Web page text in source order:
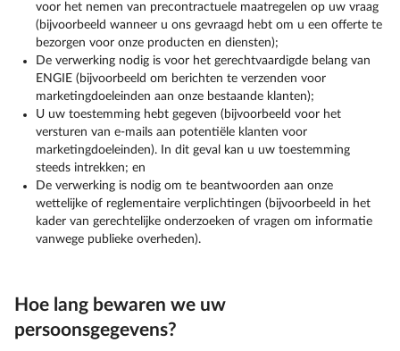
voor het nemen van precontractuele maatregelen op uw vraag
(bijvoorbeeld wanneer u ons gevraagd hebt om u een offerte te
bezorgen voor onze producten en diensten);
De verwerking nodig is voor het gerechtvaardigde belang van
ENGIE (bijvoorbeeld om berichten te verzenden voor
marketingdoeleinden aan onze bestaande klanten);
U uw toestemming hebt gegeven (bijvoorbeeld voor het
versturen van e-mails aan potentiële klanten voor
marketingdoeleinden). In dit geval kan u uw toestemming
steeds intrekken; en
De verwerking is nodig om te beantwoorden aan onze
wettelijke of reglementaire verplichtingen (bijvoorbeeld in het
kader van gerechtelijke onderzoeken of vragen om informatie
vanwege publieke overheden).
Hoe lang bewaren we uw
persoonsgegevens?